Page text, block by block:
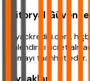
Editoryal Güvence
ihtiyackredisi.com,
yönlendirici ücret
sunmayı taahhüt eder.